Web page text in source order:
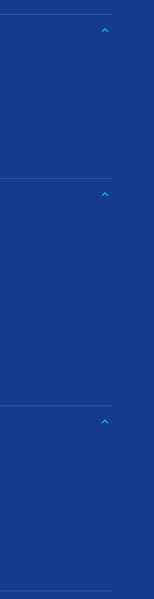
keyboard_arrow_down
keyboard_arrow_down
keyboard_arrow_down